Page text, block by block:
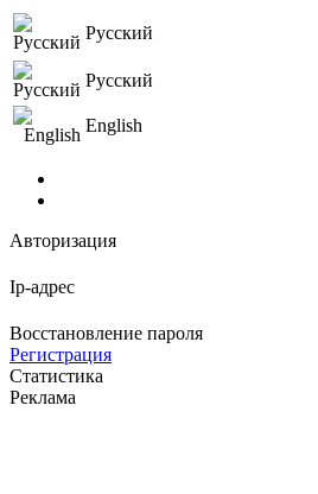
Русский
Русский
English
Авторизация
Ip-адрес
Восстановление пароля
Регистрация
Статистика
Реклама